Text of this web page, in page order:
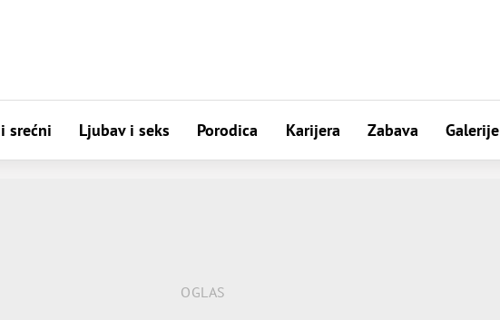
srećni Ljubav i seks Porodica Karijera Zabava Galerije